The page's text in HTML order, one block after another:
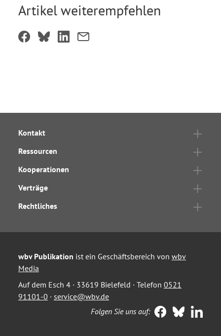
Artikel weiterempfehlen
Kontakt
Ressourcen
Kooperationen
Verträge
Rechtliches
wbv Publikation ist ein Geschäftsbereich von wbv
Media
Auf dem Esch 4 · 33619 Bielefeld · Telefon 0521
91101-0 · service@wbv.de
Folgen Sie uns auf: